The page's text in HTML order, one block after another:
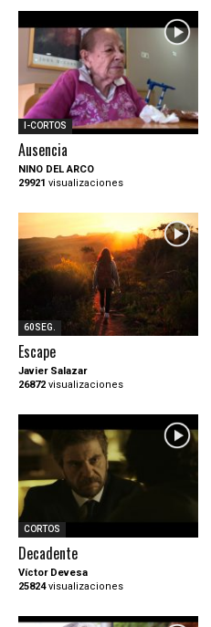
I-CORTOS
Ausencia
NINO DEL ARCO
29921 visualizaciones
60SEG.
Escape
Javier Salazar
26872 visualizaciones
CORTOS
Decadente
Víctor Devesa
25824visualizaciones